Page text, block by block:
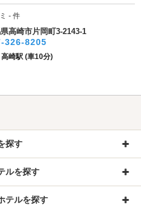
- 件
高崎市片岡町3-2143-1
326-8205
高崎駅 (車10分)
探す
ルを探す
テルを探す